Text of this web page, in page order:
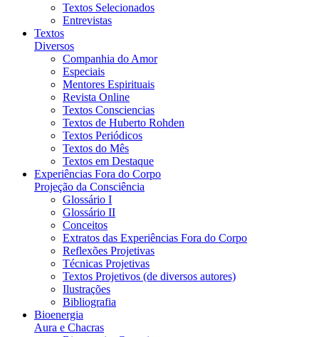
Textos Selecionados
Entrevistas
Textos
Diversos
Companhia do Amor
Especiais
Mentores Espirituais
Revista Online
Textos Consciencias
Textos de Huberto Rohden
Textos Periódicos
Textos do Mês
Textos em Destaque
Experiências Fora do Corpo
Projeção da Consciência
Glossário I
Glossário II
Conceitos
Extratos das Experiências Fora do Corpo
Reflexões Projetivas
Técnicas Projetivas
Textos Projetivos (de diversos autores)
Ilustrações
Bibliografia
Bioenergia
Aura e Chacras